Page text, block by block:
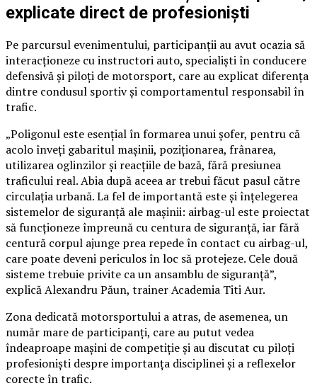
explicate direct de profesioniști
Pe parcursul evenimentului, participanții au avut ocazia să
interacționeze cu instructori auto, specialiști în conducere
defensivă și piloți de motorsport, care au explicat diferența
dintre condusul sportiv și comportamentul responsabil în
trafic.
„Poligonul este esențial în formarea unui șofer, pentru că
acolo înveți gabaritul mașinii, poziționarea, frânarea,
utilizarea oglinzilor și reacțiile de bază, fără presiunea
traficului real. Abia după aceea ar trebui făcut pasul către
circulația urbană. La fel de importantă este și înțelegerea
sistemelor de siguranță ale mașinii: airbag-ul este proiectat
să funcționeze împreună cu centura de siguranță, iar fără
centură corpul ajunge prea repede în contact cu airbag-ul,
care poate deveni periculos în loc să protejeze. Cele două
sisteme trebuie privite ca un ansamblu de siguranță”,
explică Alexandru Păun, trainer Academia Titi Aur.
Zona dedicată motorsportului a atras, de asemenea, un
număr mare de participanți, care au putut vedea
îndeaproape mașini de competiție și au discutat cu piloți
profesioniști despre importanța disciplinei și a reflexelor
corecte în trafic.